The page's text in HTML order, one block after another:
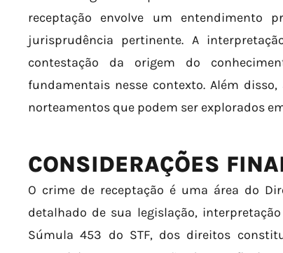
receptação envolve um entendimento
jurisprudência pertinente. A
contestação da origem do
fundamentais nesse contexto. Além
norteamentos que podem ser explorados
CONSIDERAÇÕES
O crime de receptação é uma área do
detalhado de sua legislação,
Súmula 453 do STF, dos direitos